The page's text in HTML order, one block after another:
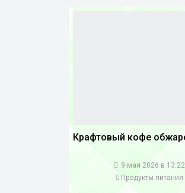
9 мая 2026 в 13:22
Продукты питания